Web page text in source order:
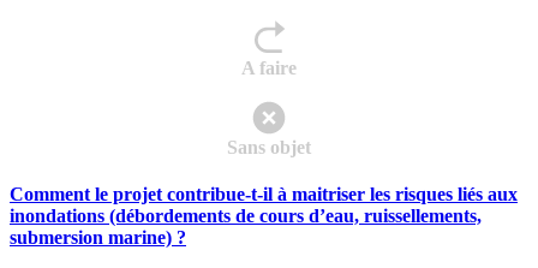
A faire
Sans objet
Comment le projet contribue-t-il à maitriser les risques liés aux
inondations (débordements de cours d’eau, ruissellements,
submersion marine) ?